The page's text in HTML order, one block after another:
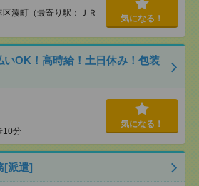
湊町（最寄り駅：ＪＲ
気になる！
いOK！高時給！土日休み！包装
10分
気になる！
[派遣]